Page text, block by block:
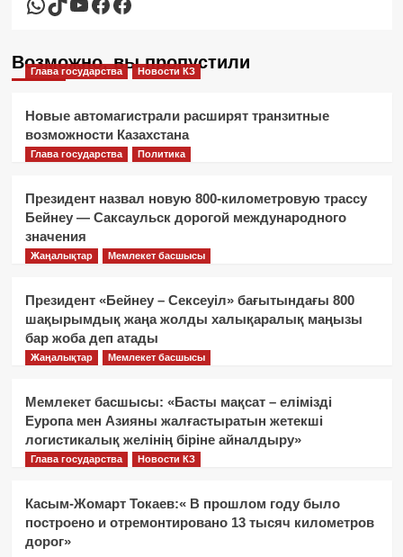
Возможно, вы пропустили
Глава государства Новости КЗ
Новые автомагистрали расширят транзитные
возможности Казахстана
Глава государства Политика
Президент назвал новую 800-километровую трассу
Бейнеу — Саксаульск дорогой международного
значения
Жаңалықтар Мемлекет басшысы
Президент «Бейнеу – Сексеуіл» бағытындағы 800
шақырымдық жаңа жолды халықаралық маңызы
бар жоба деп атады
Жаңалықтар Мемлекет басшысы
Мемлекет басшысы: «Басты мақсат – елімізді
Еуропа мен Азияны жалғастыратын жетекші
логистикалық желінің біріне айналдыру»
Глава государства Новости КЗ
Касым-Жомарт Токаев:« В прошлом году было
построено и отремонтировано 13 тысяч километров
дорог»